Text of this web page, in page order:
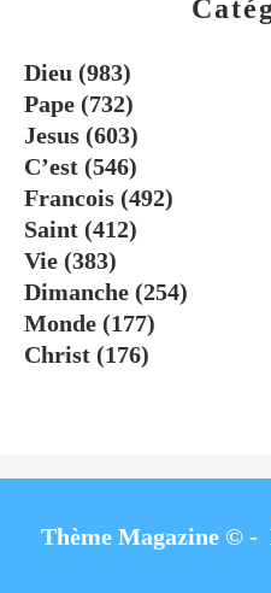
Dieu (983)
Pape (732)
Jesus (603)
C’est (546)
Francois (492)
Saint (412)
Vie (383)
Dimanche (254)
Monde (177)
Christ (176)
Thème Magazine © -